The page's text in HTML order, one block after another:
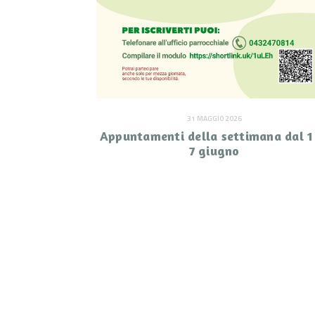
31 MAGGIO 2026
Appuntamenti della settimana dal
7 giugno